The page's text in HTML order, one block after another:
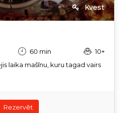
Kvest
60 min
10+
laika mašīnu, kuru tagad vairs
Rezervēt